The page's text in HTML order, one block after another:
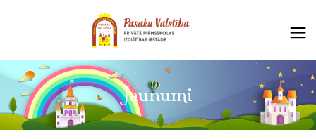
Jaunumi